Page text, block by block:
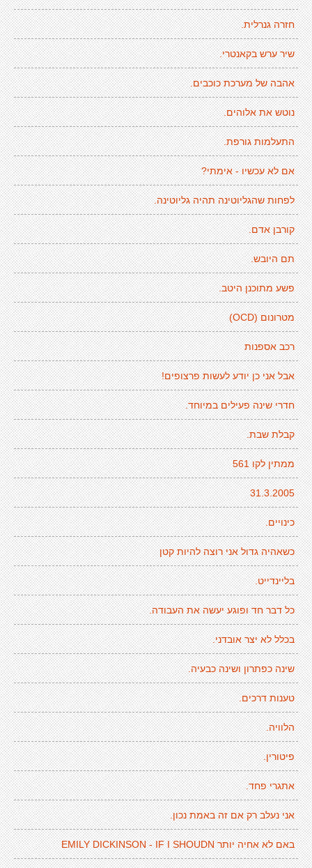
חזרה גנרלית.
שיר ערש בקאנטרי.
אהבה של מערכת כוכבים.
נוטש את אלוהים.
התעלמות גורפת.
אם לא עכשיו - אימתי?
לפחות שהגליוטינה תהיה גליוטינה.
קורבן אדם.
תם היובש.
פשע מתוכנן היטב.
מטרונום (OCD)
רכב אספנות
אבל אני כן יודע לעשות פרצופים!
חדרי שינה פעילים במיוחד.
קבלת שבת.
ממתין לקו 561
31.3.2005
כינויים.
כשאהיה גדול אני רוצה להיות קטן
בליינדייט.
כל דבר חד ופוגע יעשה את העבודה.
בכלל לא יצר אובדני.
שינה כפתרון ושינה כבעיה.
טענות דרכים.
הלוויה.
פיטורין.
אתגרי פחד.
אני נעלב רק אם זה באמת נכון.
באם לא אחיה יותר EMILY DICKINSON - IF I SHOUDN